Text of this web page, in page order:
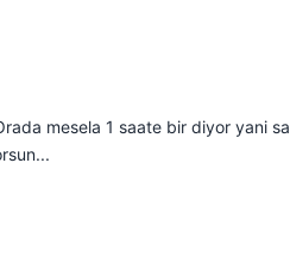
mesela 1 saate bir diyor yani